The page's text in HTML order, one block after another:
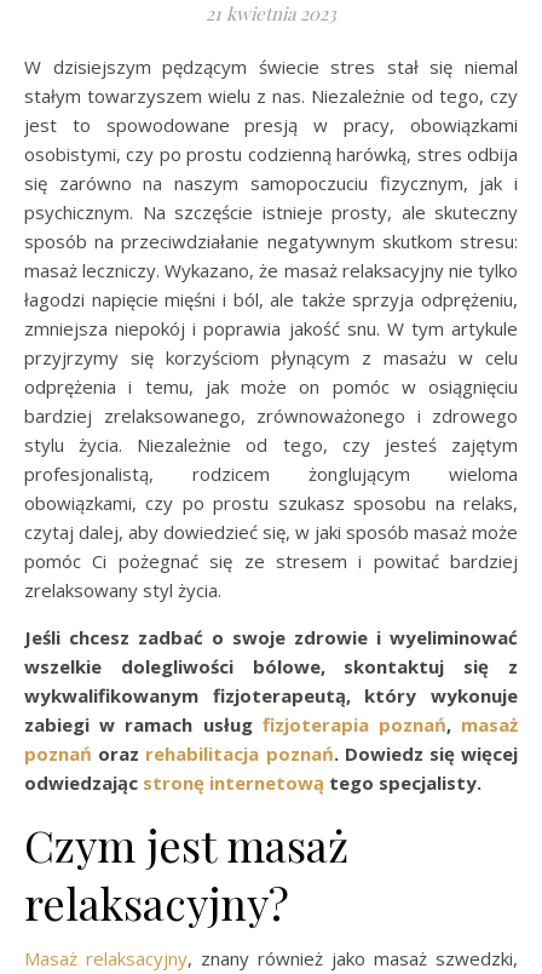
21 kwietnia 2023
W dzisiejszym pędzącym świecie stres stał się niemal
stałym towarzyszem wielu z nas. Niezależnie od tego, czy
jest to spowodowane presją w pracy, obowiązkami
osobistymi, czy po prostu codzienną harówką, stres odbija
się zarówno na naszym samopoczuciu fizycznym, jak i
psychicznym. Na szczęście istnieje prosty, ale skuteczny
sposób na przeciwdziałanie negatywnym skutkom stresu:
masaż leczniczy. Wykazano, że masaż relaksacyjny nie tylko
łagodzi napięcie mięśni i ból, ale także sprzyja odprężeniu,
zmniejsza niepokój i poprawia jakość snu. W tym artykule
przyjrzymy się korzyściom płynącym z masażu w celu
odprężenia i temu, jak może on pomóc w osiągnięciu
bardziej zrelaksowanego, zrównoważonego i zdrowego
stylu życia. Niezależnie od tego, czy jesteś zajętym
profesjonalistą, rodzicem żonglującym wieloma
obowiązkami, czy po prostu szukasz sposobu na relaks,
czytaj dalej, aby dowiedzieć się, w jaki sposób masaż może
pomóc Ci pożegnać się ze stresem i powitać bardziej
zrelaksowany styl życia.
Jeśli chcesz zadbać o swoje zdrowie i wyeliminować
wszelkie dolegliwości bólowe, skontaktuj się z
wykwalifikowanym fizjoterapeutą, który wykonuje
zabiegi w ramach usług fizjoterapia poznań, masaż
poznań oraz rehabilitacja poznań. Dowiedz się więcej
odwiedzając stronę internetową tego specjalisty.
Czym jest masaż
relaksacyjny?
Masaż relaksacyjny, znany również jako masaż szwedzki,